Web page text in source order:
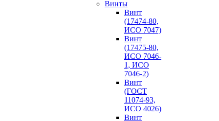
Винты
Винт
(17474-80,
ИСО 7047)
Винт
(17475-80,
ИСО 7046-
1, ИСО
7046-2)
Винт
(ГОСТ
11074-93,
ИСО 4026)
Винт